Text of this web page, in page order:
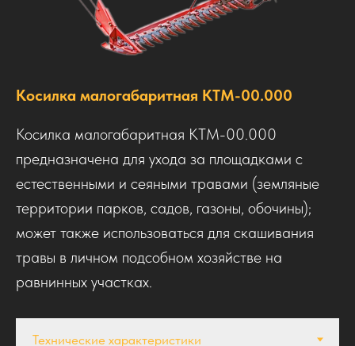
Косилка малогабаритная КТМ-00.000
Косилка малогабаритная КТМ-00.000
предназначена для ухода за площадками с
естественными и сеяными травами (земляные
территории парков, садов, газоны, обочины);
может также использоваться для скашивания
травы в личном подсобном хозяйстве на
равнинных участках.